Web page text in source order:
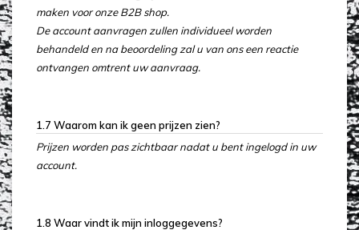
maken voor onze B2B shop.
De account aanvragen zullen individueel worden
behandeld en na beoordeling zal u van ons een reactie
ontvangen omtrent uw aanvraag.
1.7 Waarom kan ik geen prijzen zien?
Prijzen worden pas zichtbaar nadat u bent ingelogd in uw
account.
1.8 Waar vindt ik mijn inloggegevens?